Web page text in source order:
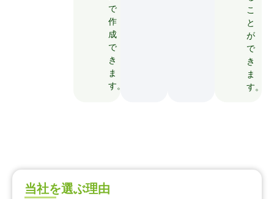
で
作
成
で
き
ま
す。
こ
と
が
で
き
ま
す。
当社を選ぶ理由